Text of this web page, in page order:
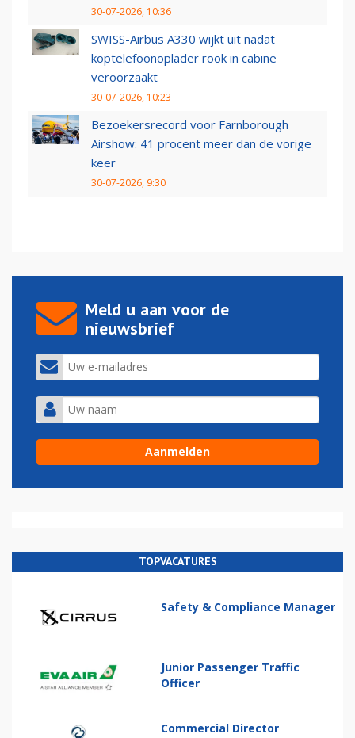
30-07-2026, 10:36
SWISS-Airbus A330 wijkt uit nadat
koptelefoonoplader rook in cabine
veroorzaakt
30-07-2026, 10:23
Bezoekersrecord voor Farnborough
Airshow: 41 procent meer dan de vorige
keer
30-07-2026, 9:30
Meld u aan voor de
nieuwsbrief
TOPVACATURES
Safety & Compliance Manager
Junior Passenger Traffic
Officer
Commercial Director